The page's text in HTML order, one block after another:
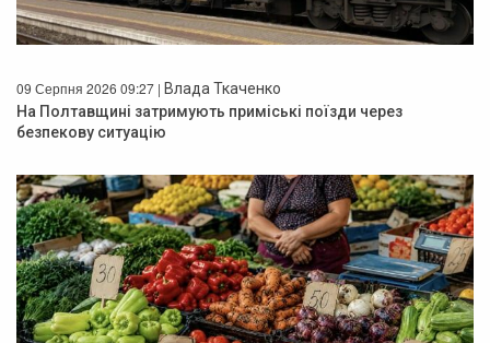
09 Серпня 2026 09:27 | Влада Ткаченко
На Полтавщині затримують приміські поїзди через
безпекову ситуацію